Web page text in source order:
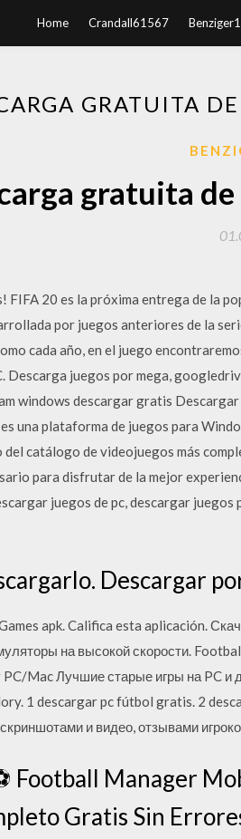
Home Crandall61567
GRATUITA
gratuita
FIFA 20 es la próxima entrega de la
por juegos anteriores de la
cada año, en el juego
Descarga juegos por mega,
windows descargar gratis
una plataforma de juegos para
catálogo de videojuegos más
para disfrutar de la mejor
juegos de pc, descargar
Descargar
apk. Califica esta aplicación.
на высокой скорости.
Mac Лучшие старые игры на PC и
1 descargar pc fútbol gratis. 2
и видео, отзывами
Football Manager
Gratis Sin